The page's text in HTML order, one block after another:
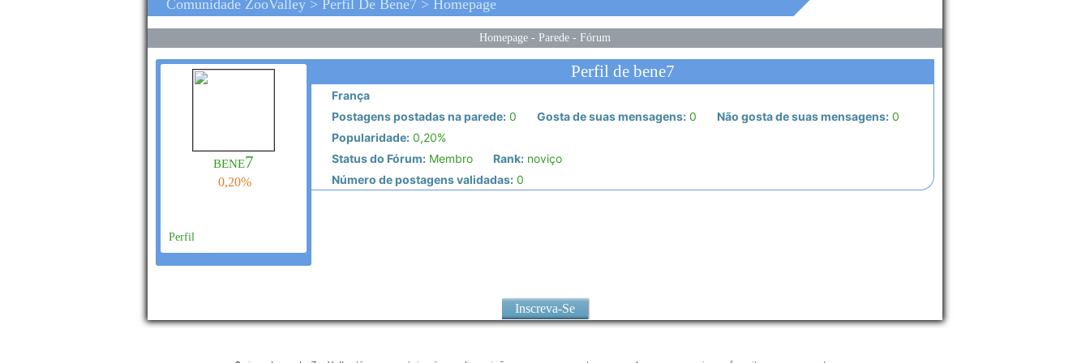
Comunidade ZooValley > Perfil De Bene7 > Homepage
Homepage - Parede - Fórum
bene7
0,20%
Perfil
Perfil de bene7
França
Postagens postadas na parede:0 Gosta de suas mensagens:0 Não gosta de suas mensagens:0
Popularidade:0,20%
Status do Fórum:Membro Rank:noviço
Número de postagens validadas:0
Inscreva-Se